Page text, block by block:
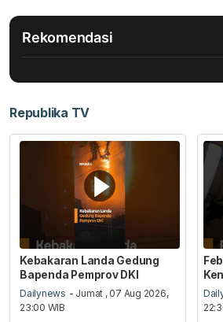
Rekomendasi
Republika TV
Kebakaran Landa Gedung
Bapenda Pemprov DKI
Dailynews - Jumat , 07 Aug 2026,
23:00 WIB